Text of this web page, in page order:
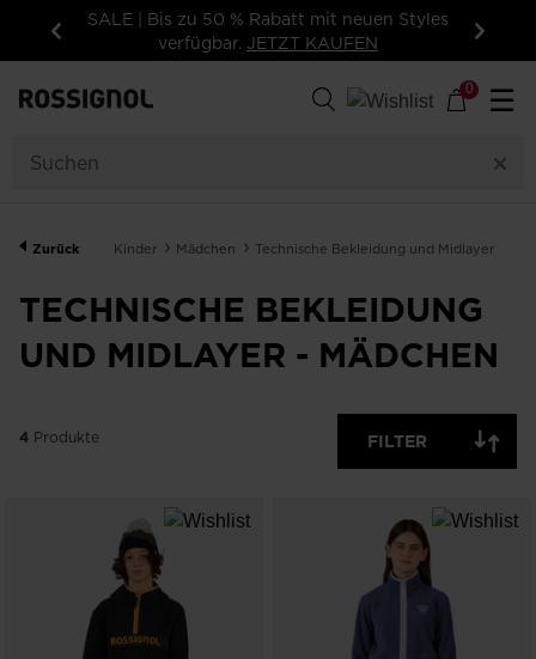
Zurück
SALE | Bis zu 50 % Rabatt mit neuen Styles
verfügbar. JETZT KAUFEN Weiter
0 ☰
Zurück Kinder Mädchen Technische Bekleidung und Midlayer
TECHNISCHE BEKLEIDUNG
UND MIDLAYER - MÄDCHEN
NUR
VERFÜGBARE
ARTIKEL
OFF
LÖSCHEN
4 Produkte FILTER